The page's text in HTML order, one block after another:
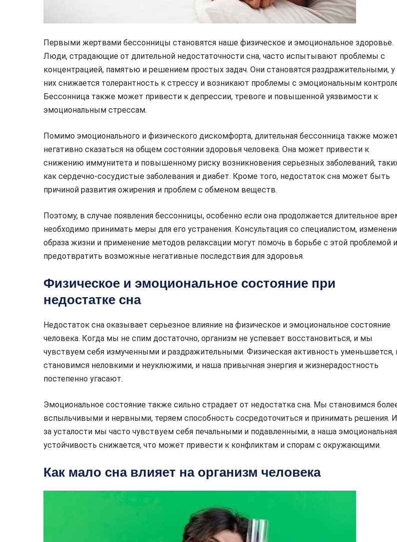
Первыми жертвами бессонницы становятся наше физическое и эмоциональное здоровье.
Люди, страдающие от длительной недостаточности сна, часто испытывают проблемы с
концентрацией, памятью и решением простых задач. Они становятся раздражительными, у
них снижается толерантность к стрессу и возникают проблемы с эмоциональным
Бессонница также может привести к депрессии, тревоге и повышенной уязвимости к
эмоциональным стрессам.
Помимо эмоционального и физического дискомфорта, длительная бессонница также
негативно сказаться на общем состоянии здоровья человека. Она может привести к
снижению иммунитета и повышенному риску возникновения серьезных заболеваний,
как сердечно-сосудистые заболевания и диабет. Кроме того, недостаток сна может быть
причиной развития ожирения и проблем с обменом веществ.
Поэтому, в случае появления бессонницы, особенно если она продолжается длительное
необходимо принимать меры для его устранения. Консультация со специалистом,
образа жизни и применение методов релаксации могут помочь в борьбе с этой проблемой и
предотвратить возможные негативные последствия для здоровья.
Физическое и эмоциональное состояние при
недостатке сна
Недостаток сна оказывает серьезное влияние на физическое и эмоциональное состояние
человека. Когда мы не спим достаточно, организм не успевает восстановиться, и мы
чувствуем себя измученными и раздражительными. Физическая активность
становимся неловкими и неуклюжими, и наша привычная энергия и жизнерадостность
постепенно угасают.
Эмоциональное состояние также сильно страдает от недостатка сна. Мы становимся
вспыльчивыми и нервными, теряем способность сосредоточиться и принимать решения.
за усталости мы часто чувствуем себя печальными и подавленными, а наша эмоциональная
устойчивость снижается, что может привести к конфликтам и спорам с окружающими.
Как мало сна влияет на организм человека